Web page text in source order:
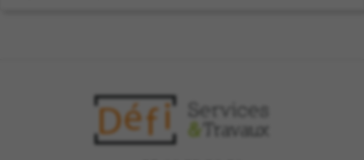
DEFI Services et travaux